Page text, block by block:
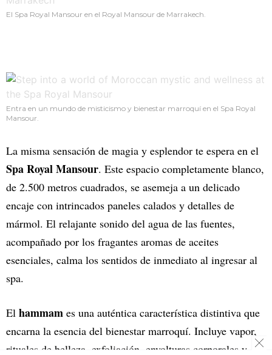
El Spa Royal Mansour en el Royal Mansour de Marrakech.
Entra en un mundo de misticismo y bienestar marroquí en el Spa Royal
Mansour.
La misma sensación de magia y esplendor te espera en el
Spa Royal Mansour. Este espacio completamente blanco,
de 2.500 metros cuadrados, se asemeja a un delicado
encaje con intrincados paneles calados y detalles de
mármol. El relajante sonido del agua de las fuentes,
acompañado por los fragantes aromas de aceites
esenciales, calma los sentidos de inmediato al ingresar al
spa.
El hammam es una auténtica característica distintiva que
encarna la esencia del bienestar marroquí. Incluye vapor,
rituales de belleza, exfoliación, envolturas corporales y